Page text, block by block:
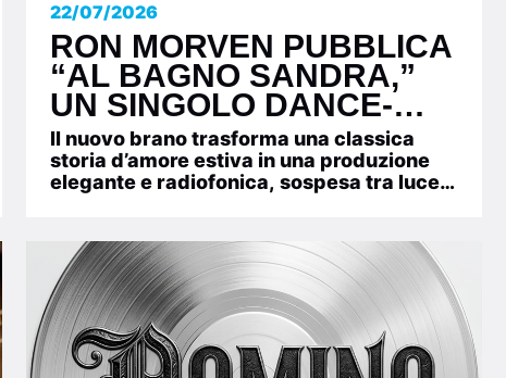
22/07/2026
RON MORVEN PUBBLICA
“AL BAGNO SANDRA,”
UN SINGOLO DANCE-
POP ITALIANO TRA
AMORE ESTIVO,
MEMORIA E VERSILIA
Il nuovo brano trasforma una classica
storia d’amore estiva in una produzione
elegante e radiofonica, sospesa tra luce